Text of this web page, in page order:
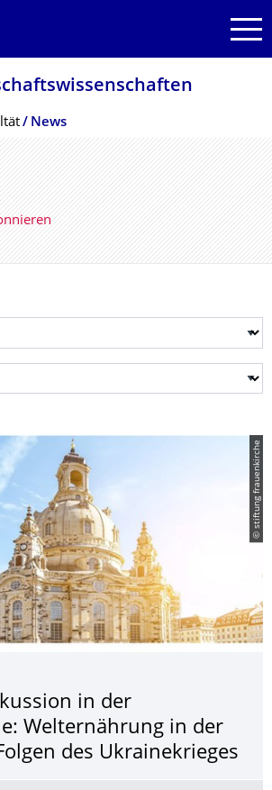
News
© stiftung frauenkirche
in der
Welternährung in der
des Ukrainekrieges